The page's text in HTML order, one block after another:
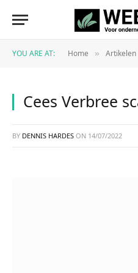
YOU ARE AT: Home » Artikelen
Cees Verbree
BY DENNIS HARDES ON 14/07/2022